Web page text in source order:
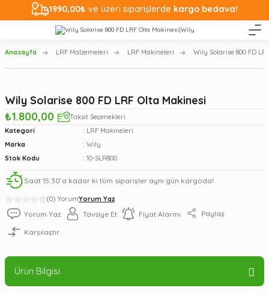
1990,00₺ ve üzeri siparişlerde kargo bedava!
Anasayfa LRF Malzemeleri LRF Makineleri Wily Solarise 800 FD
(0) YorumYorum Yaz
Wily Solarise 800 FD LRF Olta Makinesi
₺1.800,00
Taksit Seçenekleri
Kategori
LRF Makineleri
Marka
Wily
Stok Kodu
10-SLR800
Saat 15:30’a kadar ki tüm siparişler aynı gün kargoda!
Yorum Yaz Tavsiye Et Fiyat Alarmı Paylaş
Karşılaştır
Ürün Bilgisi